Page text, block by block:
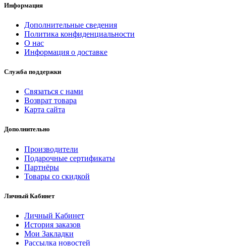
Информация
Дополнительные сведения
Политика конфиденциальности
О нас
Информация о доставке
Служба поддержки
Связаться с нами
Возврат товара
Карта сайта
Дополнительно
Производители
Подарочные сертификаты
Партнёры
Товары со скидкой
Личный Кабинет
Личный Кабинет
История заказов
Мои Закладки
Рассылка новостей